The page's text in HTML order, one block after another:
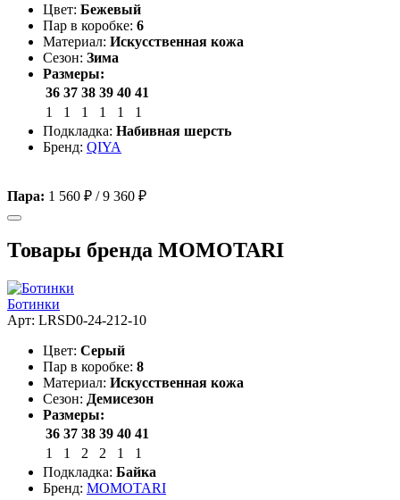
Цвет: Бежевый
Пар в коробке: 6
Материал: Искусственная кожа
Сезон: Зима
Размеры:
36 37 38 39 40 41
1
1 1 1 1
1
Подкладка: Набивная шерсть
Бренд: QIYA
Пара: 1 560 ₽ /9 360 ₽
Товары бренда MOMOTARI
Ботинки
Арт: LRSD0-24-212-10
Цвет: Серый
Пар в коробке: 8
Материал: Искусственная кожа
Сезон: Демисезон
Размеры:
36 37 38 39 40 41
1
1 2 2 1
1
Подкладка: Байка
Бренд: MOMOTARI